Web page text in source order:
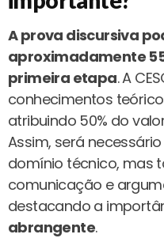
A prova discursiva
aproximadamente
primeira etapa. A
conhecimentos
atribuindo 50% do
Assim, será
domínio técnico, mas
comunicação e
destacando a
abrangente.